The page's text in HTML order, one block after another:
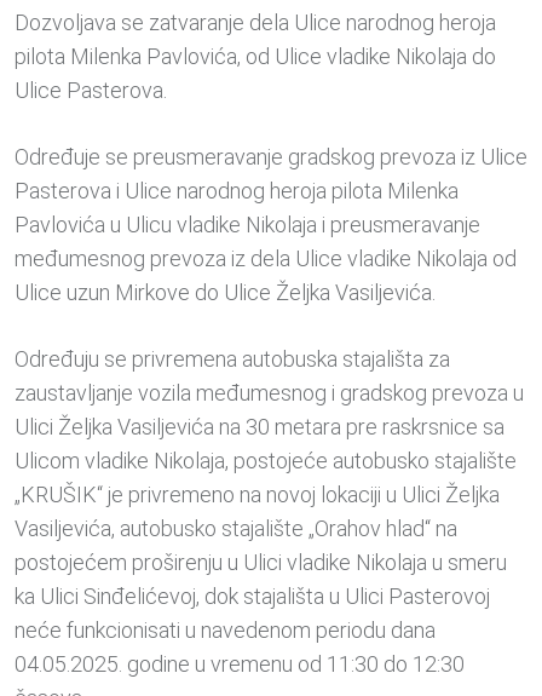
Dozvoljava se zatvaranje dela Ulice narodnog heroja
pilota Milenka Pavlovića, od Ulice vladike Nikolaja do
Ulice Pasterova.
Određuje se preusmeravanje gradskog prevoza iz Ulice
Pasterova i Ulice narodnog heroja pilota Milenka
Pavlovića u Ulicu vladike Nikolaja i preusmeravanje
međumesnog prevoza iz dela Ulice vladike Nikolaja od
Ulice uzun Mirkove do Ulice Željka Vasiljevića.
Određuju se privremena autobuska stajališta za
zaustavljanje vozila međumesnog i gradskog prevoza u
Ulici Željka Vasiljevića na 30 metara pre raskrsnice sa
Ulicom vladike Nikolaja, postojeće autobusko stajalište
„KRUŠIK“ je privremeno na novoj lokaciji u Ulici Željka
Vasiljevića, autobusko stajalište „Orahov hlad“ na
postojećem proširenju u Ulici vladike Nikolaja u smeru
ka Ulici Sinđelićevoj, dok stajališta u Ulici Pasterovoj
neće funkcionisati u navedenom periodu dana
04.05.2025. godine u vremenu od 11:30 do 12:30